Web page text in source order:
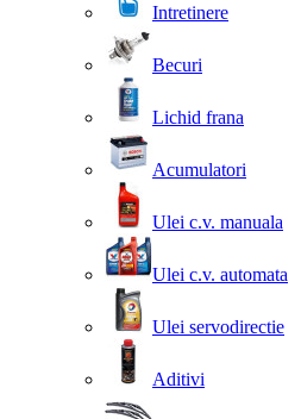
Intretinere
Becuri
Lichid frana
Acumulatori
Ulei c.v. manuala
Ulei c.v. automata
Ulei servodirectie
Aditivi